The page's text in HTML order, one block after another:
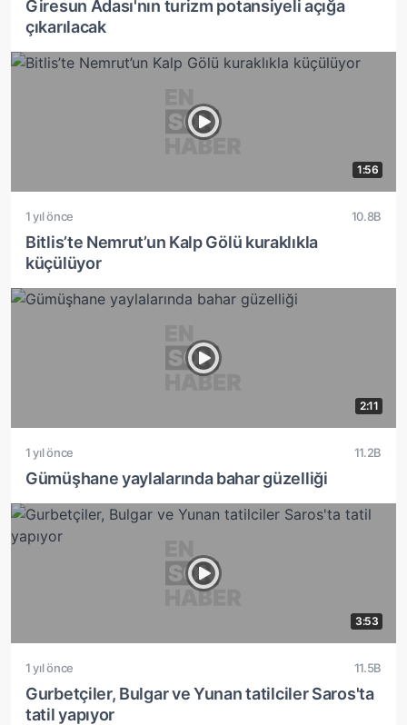
Giresun Adası'nın turizm potansiyeli açığa
çıkarılacak
1:56
1 yıl önce 10.8B
Bitlis’te Nemrut’un Kalp Gölü kuraklıkla
küçülüyor
2:11
1 yıl önce 11.2B
Gümüşhane yaylalarında bahar güzelliği
3:53
1 yıl önce 11.5B
Gurbetçiler, Bulgar ve Yunan tatilciler Saros'ta
tatil yapıyor